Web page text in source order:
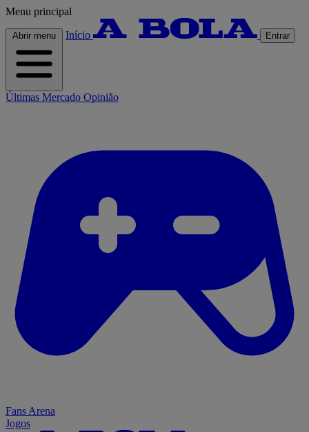
Menu principal
Abrir menu Início Entrar
Últimas Mercado Opinião
Fans Arena
Jogos